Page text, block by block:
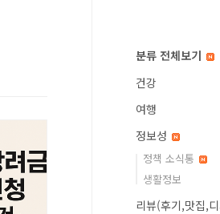
분류 전체보기
건강
여행
정보성
정책 소식통
생활정보
리뷰(후기,맛집,